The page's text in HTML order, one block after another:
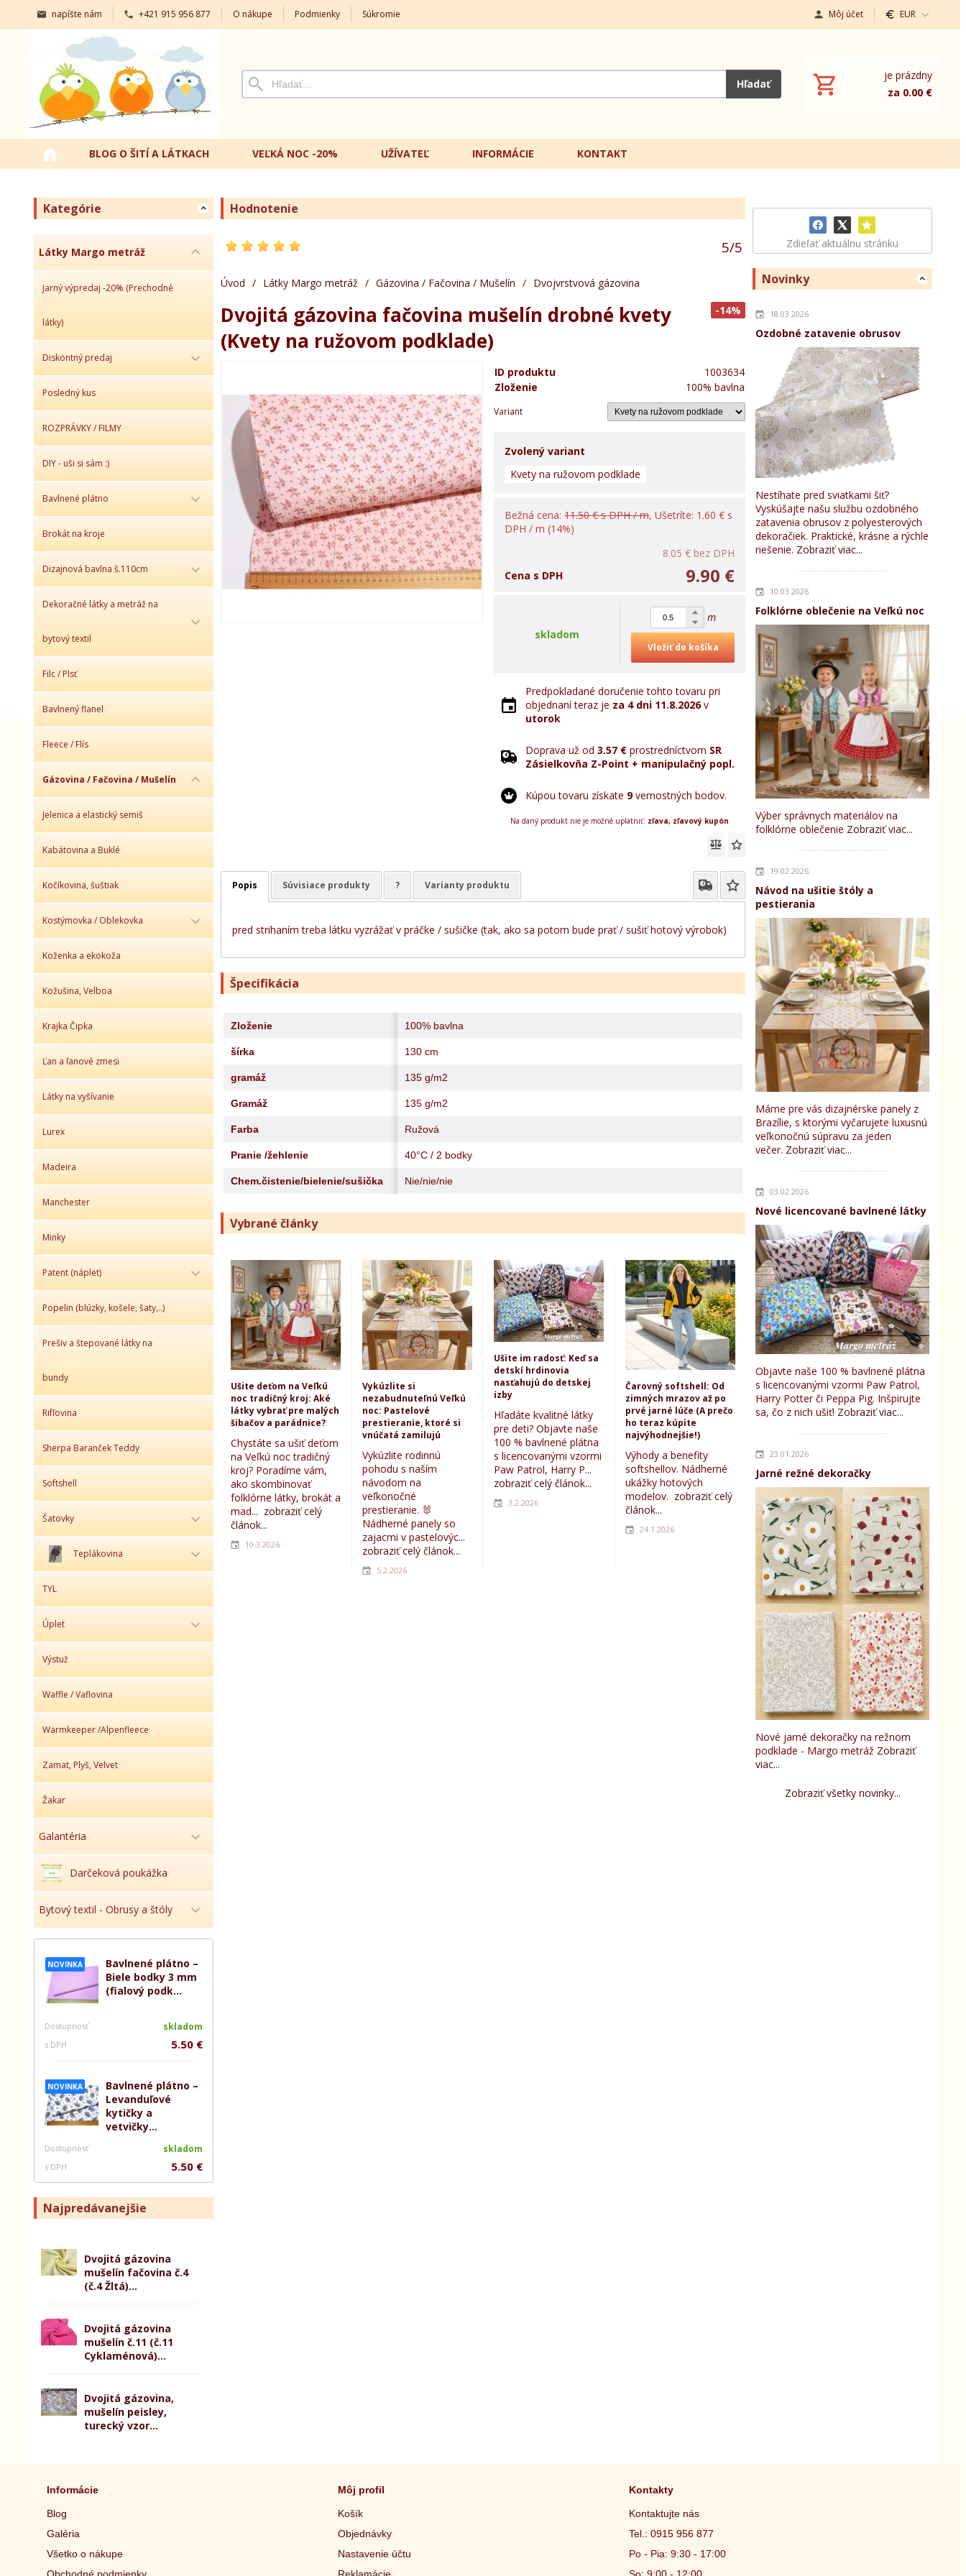
napíšte nám +421 915 956 877 O nákupe Podmienky Súkromie Môj účet EUR
Hľadať
je prázdny
za 0.00 €
BLOG O ŠITÍ A LÁTKACH VEĽKÁ NOC -20% UŽÍVATEĽ INFORMÁCIE KONTAKT
Kategórie
Látky Margo metráž
Jarný výpredaj -20% (Prechodné
látky)
Diskontný predaj
Posledný kus
ROZPRÁVKY / FILMY
DIY - uši si sám :)
Bavlnené plátno
Brokát na kroje
Dizajnová bavlna š.110cm
Dekoračné látky a metráž na
bytový textil
Filc / Plsť
Bavlnený flanel
Fleece / Flís
Gázovina / Fačovina / Mušelín
Jelenica a elastický semiš
Kabátovina a Buklé
Kočíkovina, šuštiak
Kostýmovka / Oblekovka
Koženka a ekokoža
Kožušina, Velboa
Krajka Čipka
Ľan a ľanové zmesi
Látky na vyšívanie
Lurex
Madeira
Manchester
Minky
Patent (náplet)
Popelin (blúzky, košele, šaty,..)
Prešiv a štepované látky na
bundy
Rifľovina
Sherpa Baranček Teddy
Softshell
Šatovky
Teplákovina
TYL
Úplet
Výstuž
Waffle / Vaflovina
Warmkeeper /Alpenfleece
Zamat, Plyš, Velvet
Žakar
Galantéria
Darčeková poukážka
Bytový textil - Obrusy a štóly
NOVINKA
Bavlnené plátno –
Biele bodky 3 mm
(fialový podk...
Dostupnosť skladom
s DPH 5.50 €
NOVINKA
Bavlnené plátno –
Levanduľové
kytičky a
vetvičky...
Dostupnosť skladom
s DPH 5.50 €
Najpredávanejšie
Dvojitá gázovina
mušelín fačovina č.4
(č.4 Žltá)...
Dvojitá gázovina
mušelín č.11 (č.11
Cyklaménová)...
Dvojitá gázovina,
mušelín peisley,
turecký vzor...
Zdieľať aktuálnu stránku
Novinky
18.03.2026
Ozdobné zatavenie obrusov
Nestíhate pred sviatkami šiť?
Vyskúšajte našu službu ozdobného
zatavenia obrusov z polyesterových
dekoračiek. Praktické, krásne a rýchle
riešenie. Zobraziť viac...
10.03.2026
Folklórne oblečenie na Veľkú noc
Výber správnych materiálov na
folklórne oblečenie Zobraziť viac...
19.02.2026
Návod na ušitie štóly a
pestierania
Máme pre vás dizajnérske panely z
Brazílie, s ktorými vyčarujete luxusnú
veľkonočnú súpravu za jeden
večer. Zobraziť viac...
03.02.2026
Nové licencované bavlnené látky
Objavte naše 100 % bavlnené plátna
s licencovanými vzormi Paw Patrol,
Harry Potter či Peppa Pig. Inšpirujte
sa, čo z nich ušiť! Zobraziť viac...
23.01.2026
Jarné režné dekoračky
Nové jarné dekoračky na režnom
podklade - Margo metráž Zobraziť
viac...
Zobraziť všetky novinky...
Hodnotenie
5/5
Úvod / Látky Margo metráž / Gázovina / Fačovina / Mušelín / Dvojvrstvová gázovina
-14%
Dvojitá gázovina fačovina mušelín drobné kvety
(Kvety na ružovom podklade)
ID produktu
1003634
Zloženie
100% bavlna
Variant
Zvolený variant
Kvety na ružovom podklade
Bežná cena: 11.50 € s DPH / m, Ušetríte: 1.60 € s
DPH / m (14%)
8.05 € bez DPH
9.90 €
Cena s DPH
skladom
m
Vložiť do košíka
Predpokladané doručenie tohto tovaru pri
objednaní teraz je za 4 dni 11.8.2026v
utorok
Doprava už od 3.57 € prostredníctvom SR
Zásielkovňa Z-Point + manipulačný popl.
Kúpou tovaru získate 9vernostných bodov.
Na daný produkt nie je možné uplatniť: zľava, zľavový kupón
Popis Súvisiace produkty ? Varianty produktu
pred strihaním treba látku vyzrážať v práčke / sušičke (tak, ako sa potom bude prať / sušiť hotový výrobok)
Špecifikácia
Zloženie 100% bavlna
šírka 130 cm
gramáž 135 g/m2
Gramáž 135 g/m2
Farba Ružová
Pranie /žehlenie 40°C / 2 bodky
Chem.čistenie/bielenie/sušička Nie/nie/nie
Vybrané články
Ušite deťom na Veľkú
noc tradičný kroj: Aké
látky vybrať pre malých
šibačov a parádnice?
Chystáte sa ušiť deťom
na Veľkú noc tradičný
kroj? Poradíme vám,
ako skombinovať
folklórne látky, brokát a
mad... zobraziť celý
článok...
10.3.2026
Vykúzlite si
nezabudnuteľnú Veľkú
noc: Pastelové
prestieranie, ktoré si
vnúčatá zamilujú
Vykúzlite rodinnú
pohodu s naším
návodom na
veľkonočné
prestieranie. 🐰
Nádherné panely so
zajacmi v pastelovýc...
zobraziť celý článok...
5.2.2026
Ušite im radosť: Keď sa
detskí hrdinovia
nasťahujú do detskej
izby
Hľadáte kvalitné látky
pre deti? Objavte naše
100 % bavlnené plátna
s licencovanými vzormi
Paw Patrol, Harry P...
zobraziť celý článok...
3.2.2026
Čarovný softshell: Od
zimných mrazov až po
prvé jarné lúče (A prečo
ho teraz kúpite
najvýhodnejšie!)
Výhody a benefity
softshellov. Nádherné
ukážky hotových
modelov. zobraziť celý
článok...
24.1.2026
Informácie
Blog
Galéria
Všetko o nákupe
Môj profil
Košík
Objednávky
Nastavenie účtu
Kontakty
Kontaktujte nás
Tel.: 0915 956 877
Po - Pia: 9:30 - 17:00